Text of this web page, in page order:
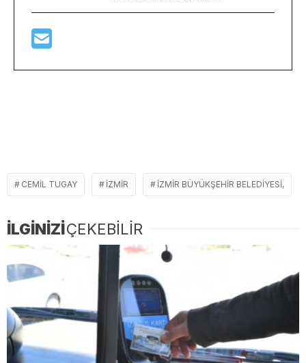
CEMIL TUGAY İZMIR İZMIR BÜYÜKŞEHIR BELEDIYESI,
İLGİNİZİÇEKEBİLİR